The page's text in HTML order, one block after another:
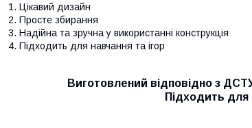
Цікавий дизайн
Просте збирання
Надійна та зручна у використанні конструкція
Підходить для навчання та ігор
Виготовлений відповідно з
⠀ Підходить для